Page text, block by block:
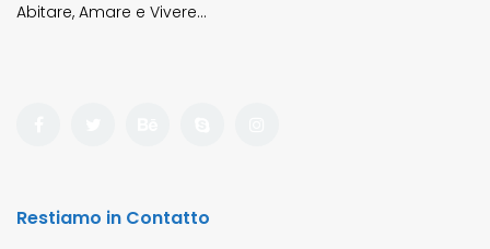
Abitare, Amare e Vivere…
Restiamo in Contatto